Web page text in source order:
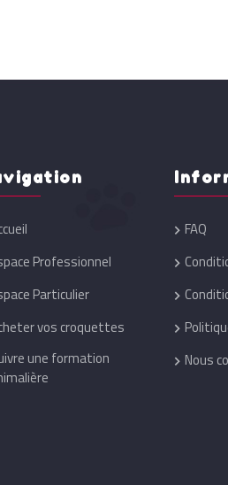
Professionnel
Particulier
vos croquettes
une formation
FAQ
Nous